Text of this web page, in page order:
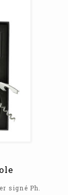
signé Ph.